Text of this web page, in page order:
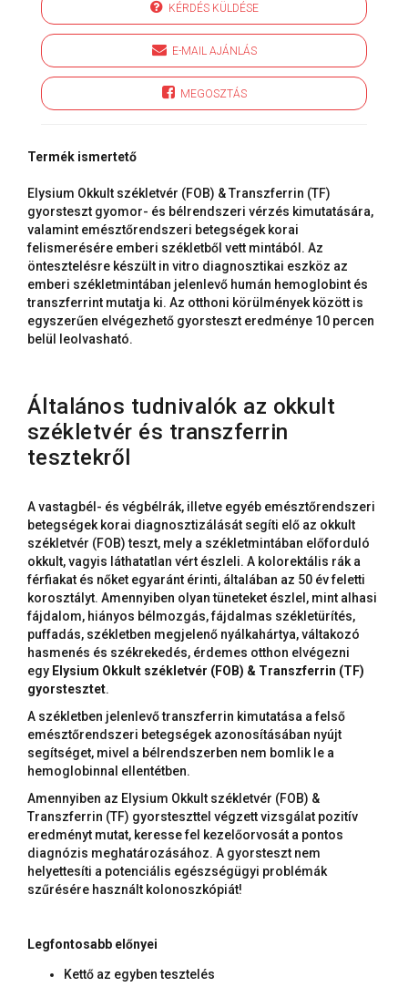
KÉRDÉS KÜLDÉSE
E-MAIL AJÁNLÁS
MEGOSZTÁS
Termék ismertető
Elysium Okkult székletvér (FOB) & Transzferrin (TF)
gyorsteszt gyomor- és bélrendszeri vérzés kimutatására,
valamint emésztőrendszeri betegségek korai
felismerésére emberi székletből vett mintából. Az
öntesztelésre készült in vitro diagnosztikai eszköz az
emberi székletmintában jelenlevő humán hemoglobint és
transzferrint mutatja ki. Az otthoni körülmények között is
egyszerűen elvégezhető gyorsteszt eredménye 10 percen
belül leolvasható.
Általános tudnivalók az okkult
székletvér és transzferrin
tesztekről
A vastagbél- és végbélrák, illetve egyéb emésztőrendszeri
betegségek korai diagnosztizálását segíti elő az okkult
székletvér (FOB) teszt, mely a székletmintában előforduló
okkult, vagyis láthatatlan vért észleli. A kolorektális rák a
férfiakat és nőket egyaránt érinti, általában az 50 év feletti
korosztályt. Amennyiben olyan tüneteket észlel, mint alhasi
fájdalom, hiányos bélmozgás, fájdalmas székletürítés,
puffadás, székletben megjelenő nyálkahártya, váltakozó
hasmenés és székrekedés, érdemes otthon elvégezni
egy Elysium Okkult székletvér (FOB) & Transzferrin (TF)
gyorstesztet.
A székletben jelenlevő transzferrin kimutatása a felső
emésztőrendszeri betegségek azonosításában nyújt
segítséget, mivel a bélrendszerben nem bomlik le a
hemoglobinnal ellentétben.
Amennyiben az Elysium Okkult székletvér (FOB) &
Transzferrin (TF) gyorsteszttel végzett vizsgálat pozitív
eredményt mutat, keresse fel kezelőorvosát a pontos
diagnózis meghatározásához. A gyorsteszt nem
helyettesíti a potenciális egészségügyi problémák
szűrésére használt kolonoszkópiát!
Legfontosabb előnyei
Kettő az egyben tesztelés